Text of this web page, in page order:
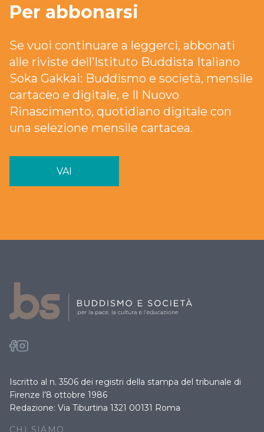
Per abbonarsi
Se vuoi continuare a leggerci, abbonati
alle riviste dell’Istituto Buddista Italiano
Soka Gakkai: Buddismo e società, mensile
cartaceo e digitale, e Il Nuovo
Rinascimento, quotidiano digitale con
una selezione mensile cartacea.
VAI
Iscritto al n. 3506 dei registri della stampa del tribunale di
Firenze l’8 ottobre 1986
Redazione: Via Tiburtina 1321 00131 Roma
CHI SIAMO